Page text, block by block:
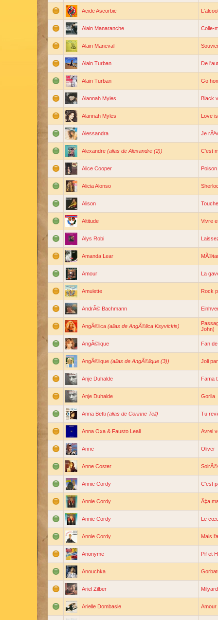
Acide Ascorbic
Alain Manaranche Colle-
Alain Maneval
Alain Turban De
Alain Turban Go
Alannah Myles Black
Alannah Myles Love is
Alessandra Je
Alexandre (alias de Alexandre (2)) C'est
Alice Cooper Poison
Alicia Alonso
Alison
Altitude Vivre
Alys Robi
Amanda Lear
Amour La
Amulette Rock
AndrÃ© Bachmann
AngÃ©lica (alias de AngÃ©lica Ksyvickis)
John)
AngÃ©lique Fan
AngÃ©lique (alias de AngÃ©lique (3)) Joli
Anje Duhalde Fama
Anje Duhalde Gorila
Anna Betti (alias de Corinne Tell) Tu
Anna Oxa & Fausto Leali Avrei
Anne Oliver
Anne Coster
Annie Cordy C'est
Annie Cordy Ã‡a
Annie Cordy Le
Annie Cordy Mais
Anonyme Pif et
Anouchka
Ariel Zilber
Arielle Dombasle Amour